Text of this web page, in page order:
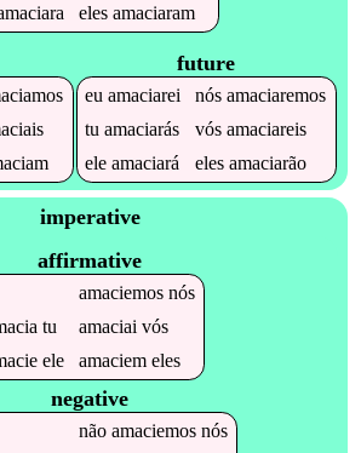
eles amaciaram
future
euamaciarei nósamaciaremos
tuamaciarás vósamaciareis
eleamaciará elesamaciarão
imperative
affirmative
amaciemosnós
tu amaciai vós
ele amaciemeles
negative
não amaciemosnós